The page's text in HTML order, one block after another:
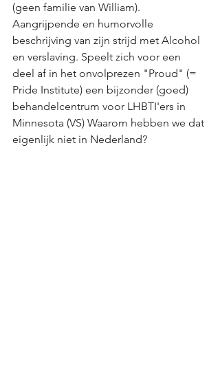
(geen familie van William).
Aangrijpende en humorvolle
beschrijving van zijn strijd met Alcohol
en verslaving. Speelt zich voor een
deel af in het onvolprezen "Proud" (=
Pride Institute) een bijzonder (goed)
behandelcentrum voor LHBTI'ers in
Minnesota (VS) Waarom hebben we dat
eigenlijk niet in Nederland?